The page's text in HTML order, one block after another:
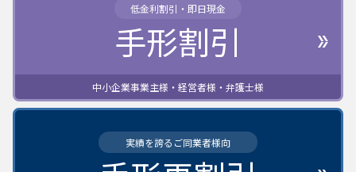
低金利割引・即日現金
手形割引
中小企業事業主様・経営者様・弁護士様
実績を誇るご同業者様向